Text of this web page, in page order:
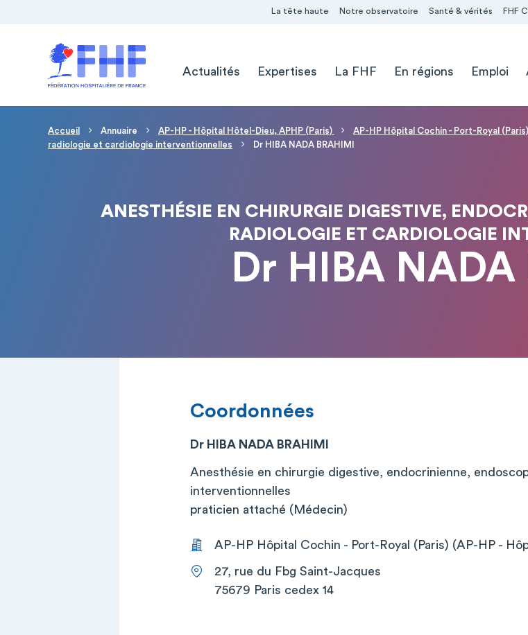
La tête haute Notre observatoire Santé & vérités FHF
Actualités
Expertises La FHF En régions Emploi
Fil d'Ariane
Accueil Annuaire AP-HP - Hôpital Hôtel-Dieu, APHP (Paris) AP-HP Hôpital Cochin - Port-Royal (Paris)
radiologie et cardiologie interventionnelles
Dr HIBA NADA BRAHIMI
ANESTHÉSIE EN CHIRURGIE DIGESTIVE,
RADIOLOGIE ET CARDIOLOGIE
Dr HIBA NADA
Coordonnées
Dr HIBA NADA BRAHIMI
Anesthésie en chirurgie digestive, endocrinienne,
interventionnelles
praticien attaché (Médecin)
AP-HP Hôpital Cochin - Port-Royal (Paris) (AP-HP -
27, rue du Fbg Saint-Jacques
75679 Paris cedex 14